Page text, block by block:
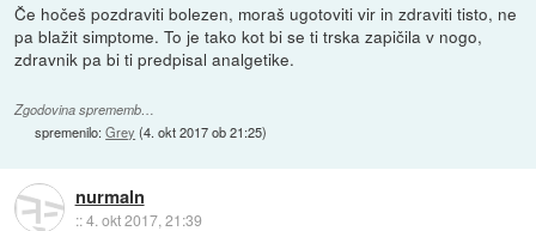
Če hočeš pozdraviti bolezen, moraš ugotoviti vir in zdraviti tisto, ne
pa blažit simptome. To je tako kot bi se ti trska zapičila v nogo,
zdravnik pa bi ti predpisal analgetike.
Zgodovina sprememb…
spremenilo:Grey (4. okt 2017 ob 21:25)
nurmaln
::4. okt 2017, 21:39